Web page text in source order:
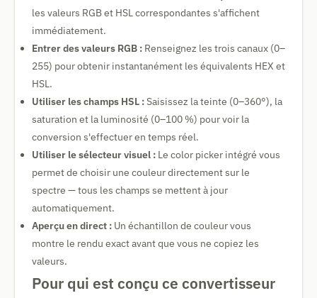
les valeurs RGB et HSL correspondantes s'affichent
immédiatement.
Entrer des valeurs RGB : Renseignez les trois canaux (0–
255) pour obtenir instantanément les équivalents HEX et
HSL.
Utiliser les champs HSL :Saisissez la teinte (0–360°), la
saturation et la luminosité (0–100 %) pour voir la
conversion s'effectuer en temps réel.
Utiliser le sélecteur visuel : Le color picker intégré vous
permet de choisir une couleur directement sur le
spectre — tous les champs se mettent à jour
automatiquement.
Aperçu en direct : Un échantillon de couleur vous
montre le rendu exact avant que vous ne copiez les
valeurs.
Pour qui est conçu ce convertisseur